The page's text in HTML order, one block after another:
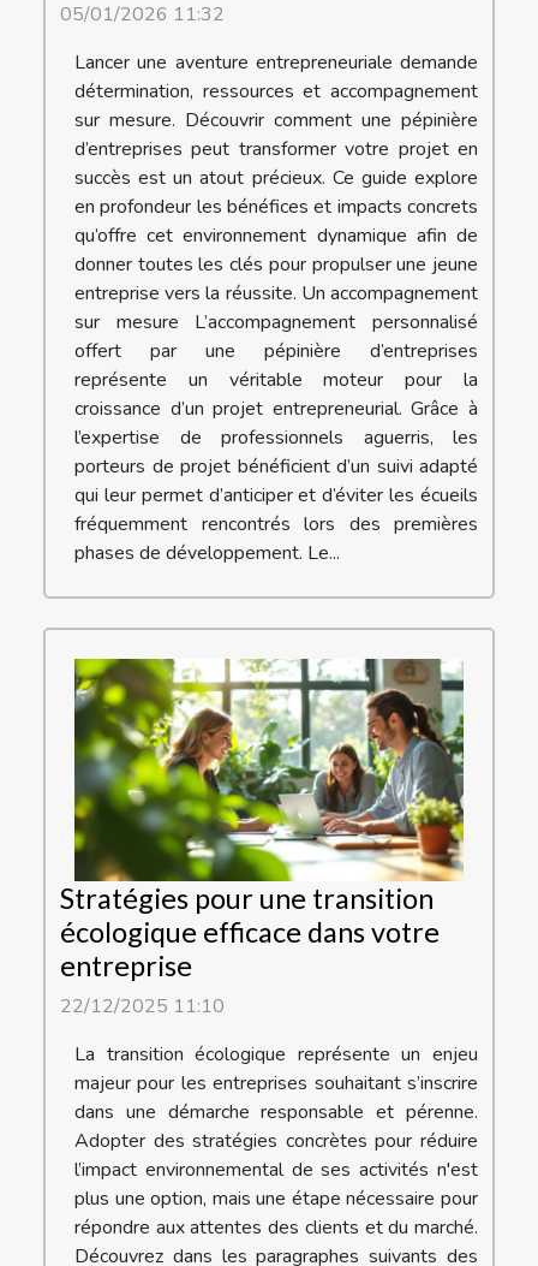
05/01/2026 11:32
Lancer une aventure entrepreneuriale demande
détermination, ressources et accompagnement
sur mesure. Découvrir comment une pépinière
d’entreprises peut transformer votre projet en
succès est un atout précieux. Ce guide explore
en profondeur les bénéfices et impacts concrets
qu’offre cet environnement dynamique afin de
donner toutes les clés pour propulser une jeune
entreprise vers la réussite. Un accompagnement
sur mesure L’accompagnement personnalisé
offert par une pépinière d’entreprises
représente un véritable moteur pour la
croissance d’un projet entrepreneurial. Grâce à
l’expertise de professionnels aguerris, les
porteurs de projet bénéficient d’un suivi adapté
qui leur permet d’anticiper et d’éviter les écueils
fréquemment rencontrés lors des premières
phases de développement. Le...
Stratégies pour une transition
écologique efficace dans votre
entreprise
22/12/2025 11:10
La transition écologique représente un enjeu
majeur pour les entreprises souhaitant s’inscrire
dans une démarche responsable et pérenne.
Adopter des stratégies concrètes pour réduire
l’impact environnemental de ses activités n'est
plus une option, mais une étape nécessaire pour
répondre aux attentes des clients et du marché.
Découvrez dans les paragraphes suivants des